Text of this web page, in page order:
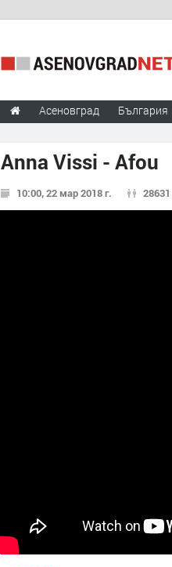
Асеновград България
Anna Vissi - Afou
10:00, 22 мар 2018 г. 28631